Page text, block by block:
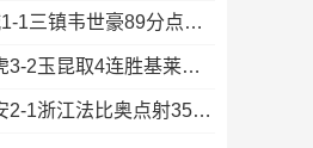
蓉城5连平！蓉城1-1三镇韦世豪89分点射救主费利佩造点李昂破门
让二追三！津门虎3-2玉昆取4连胜基莱斯读秒绝杀萨尔瓦多破门
近三轮首胜！国安2-1浙江法比奥点射35岁张稀哲制胜王钰栋送助攻